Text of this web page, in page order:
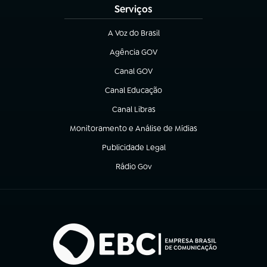
Serviços
A Voz do Brasil
(abre em nova aba)
Agência GOV
(abre em nova aba)
Canal GOV
(abre em nova aba)
Canal Educação
(abre em nova aba)
Canal Libras
(abre em nova aba)
Monitoramento e Análise de Mídias
(abre em nova aba)
Publicidade Legal
(abre em nova aba)
Rádio Gov
(abre em nova aba)